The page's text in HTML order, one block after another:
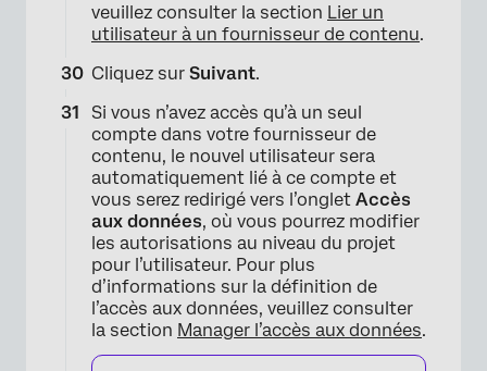
×
veuillez consulter la section Lier un
utilisateur à un fournisseur de contenu.
Cliquez sur Suivant.
Si vous n’avez accès qu’à un seul
compte dans votre fournisseur de
contenu, le nouvel utilisateur sera
automatiquement lié à ce compte et
vous serez redirigé vers l’onglet Accès
aux données, où vous pourrez modifier
les autorisations au niveau du projet
pour l’utilisateur. Pour plus
d’informations sur la définition de
l’accès aux données, veuillez consulter
la section Manager l’accès aux données.